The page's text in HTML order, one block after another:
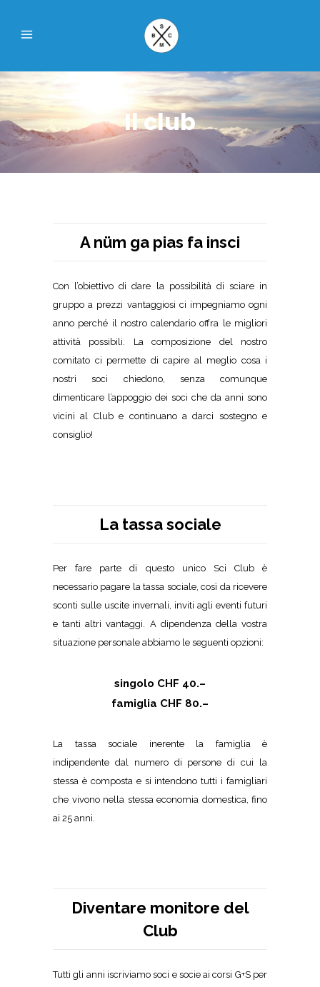
Il club
A nüm ga pias fa insci
Con l’obiettivo di dare la possibilità di sciare in
gruppo a prezzi vantaggiosi ci impegniamo ogni
anno perché il nostro calendario offra le migliori
attività possibili. La composizione del nostro
comitato ci permette di capire al meglio cosa i
nostri soci chiedono, senza comunque
dimenticare l’appoggio dei soci che da anni sono
vicini al Club e continuano a darci sostegno e
consiglio!
La tassa sociale
Per fare parte di questo unico Sci Club è
necessario pagare la tassa sociale, così da ricevere
sconti sulle uscite invernali, inviti agli eventi futuri
e tanti altri vantaggi. A dipendenza della vostra
situazione personale abbiamo le seguenti opzioni:
singolo CHF 40.–
famiglia CHF 80.–
La tassa sociale inerente la famiglia è
indipendente dal numero di persone di cui la
stessa è composta e si intendono tutti i famigliari
che vivono nella stessa economia domestica, fino
ai 25 anni.
Diventare monitore del
Club
Tutti gli anni iscriviamo soci e socie ai corsi G+S per